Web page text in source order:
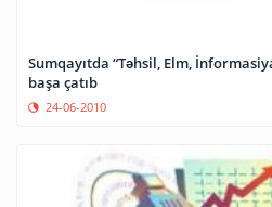
Sumqayıtda “Təhsil, Elm,
başa çatıb
24-06-2010